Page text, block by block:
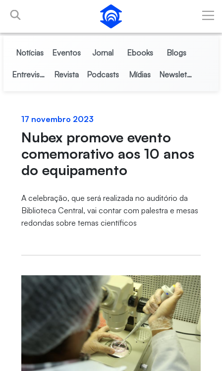
Pular para o Conteúdo principal
Notícias Eventos Jornal Ebooks Blogs
Entrevistas Revista Podcasts Mídias Newsletter
17 novembro 2023
Nubex promove evento
comemorativo aos 10 anos
do equipamento
A celebração, que será realizada no auditório da
Biblioteca Central, vai contar com palestra e mesas
redondas sobre temas científicos